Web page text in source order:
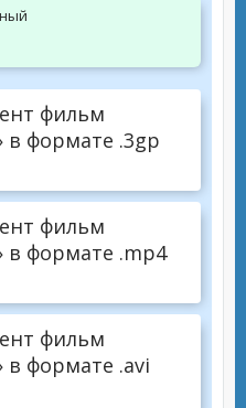
фильм
в формате .3gp
фильм
в формате .mp4
фильм
в формате .avi